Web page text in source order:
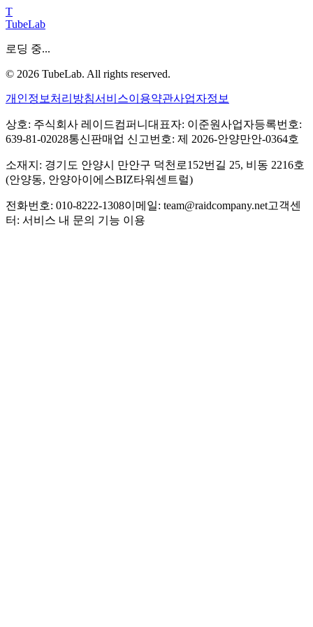
T
TubeLab
로딩 중...
© 2026 TubeLab. All rights reserved.
개인정보처리방침서비스이용약관사업자정보
상호: 주식회사 레이드컴퍼니 대표자: 이준원사업자등록번호:
639-81-02028통신판매업 신고번호: 제 2026-안양만안-0364호
소재지: 경기도 안양시 만안구 덕천로152번길 25, 비동 2216호
(안양동, 안양아이에스BIZ타워센트럴)
전화번호: 010-8222-1308이메일: team@raidcompany.net고객센
터: 서비스 내 문의 기능 이용